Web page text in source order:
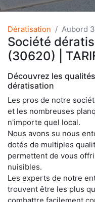
Dératisation Aubord
Société
(30620) |
Découvrez les
dératisation
Les pros de notre
et les nombreuses
n'importe quel local.
Nous avons su nous
dotés de multiples
permettent de vous
nuisibles.
Les experts de notre
trouvent être les plus